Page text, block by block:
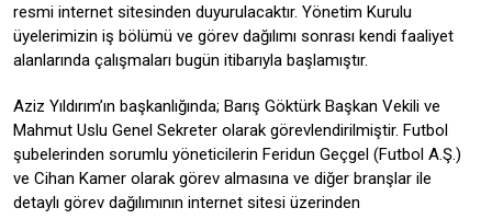
resmi internet sitesinden duyurulacaktır. Yönetim Kurulu
üyelerimizin iş bölümü ve görev dağılımı sonrası kendi faaliyet
alanlarında çalışmaları bugün itibarıyla başlamıştır.
Aziz Yıldırım’ın başkanlığında; Barış Göktürk Başkan Vekili ve
Mahmut Uslu Genel Sekreter olarak görevlendirilmiştir. Futbol
şubelerinden sorumlu yöneticilerin Feridun Geçgel (Futbol A.Ş.)
ve Cihan Kamer olarak görev almasına ve diğer branşlar ile
detaylı görev dağılımının internet sitesi üzerinden